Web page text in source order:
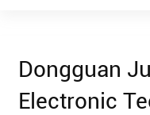
Dongguan
Electronic